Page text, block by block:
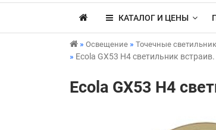
КАТАЛОГ И ЦЕНЫ
Освещение Точечные
Ecola GX53 H4 светильник
Ecola GX53 H4